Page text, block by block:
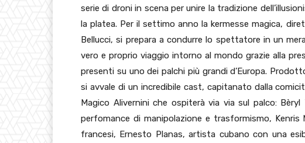
serie di droni in scena per unire la tradizione
la platea. Per il settimo anno la kermesse magica,
Bellucci, si prepara a condurre lo spettatore in un
vero e proprio viaggio intorno al mondo grazie alla
presenti su uno dei palchi più grandi d’Europa.
si avvale di un incredibile cast, capitanato dalla
Magico Alivernini che ospiterà via via sul palco:
perfomance di manipolazione e trasformismo,
francesi, Ernesto Planas, artista cubano con una